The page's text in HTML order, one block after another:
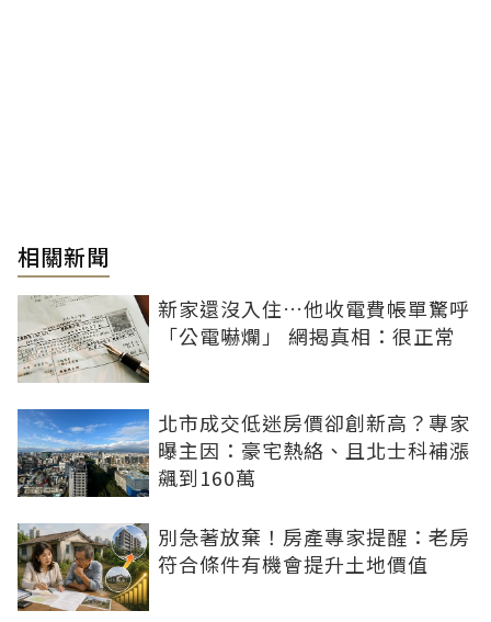
相關新聞
新家還沒入住…他收電費帳單驚呼
「公電嚇爛」 網揭真相：很正常
北市成交低迷房價卻創新高？專家
曝主因：豪宅熱絡、且北士科補漲
飆到160萬
別急著放棄！房產專家提醒：老房
符合條件有機會提升土地價值